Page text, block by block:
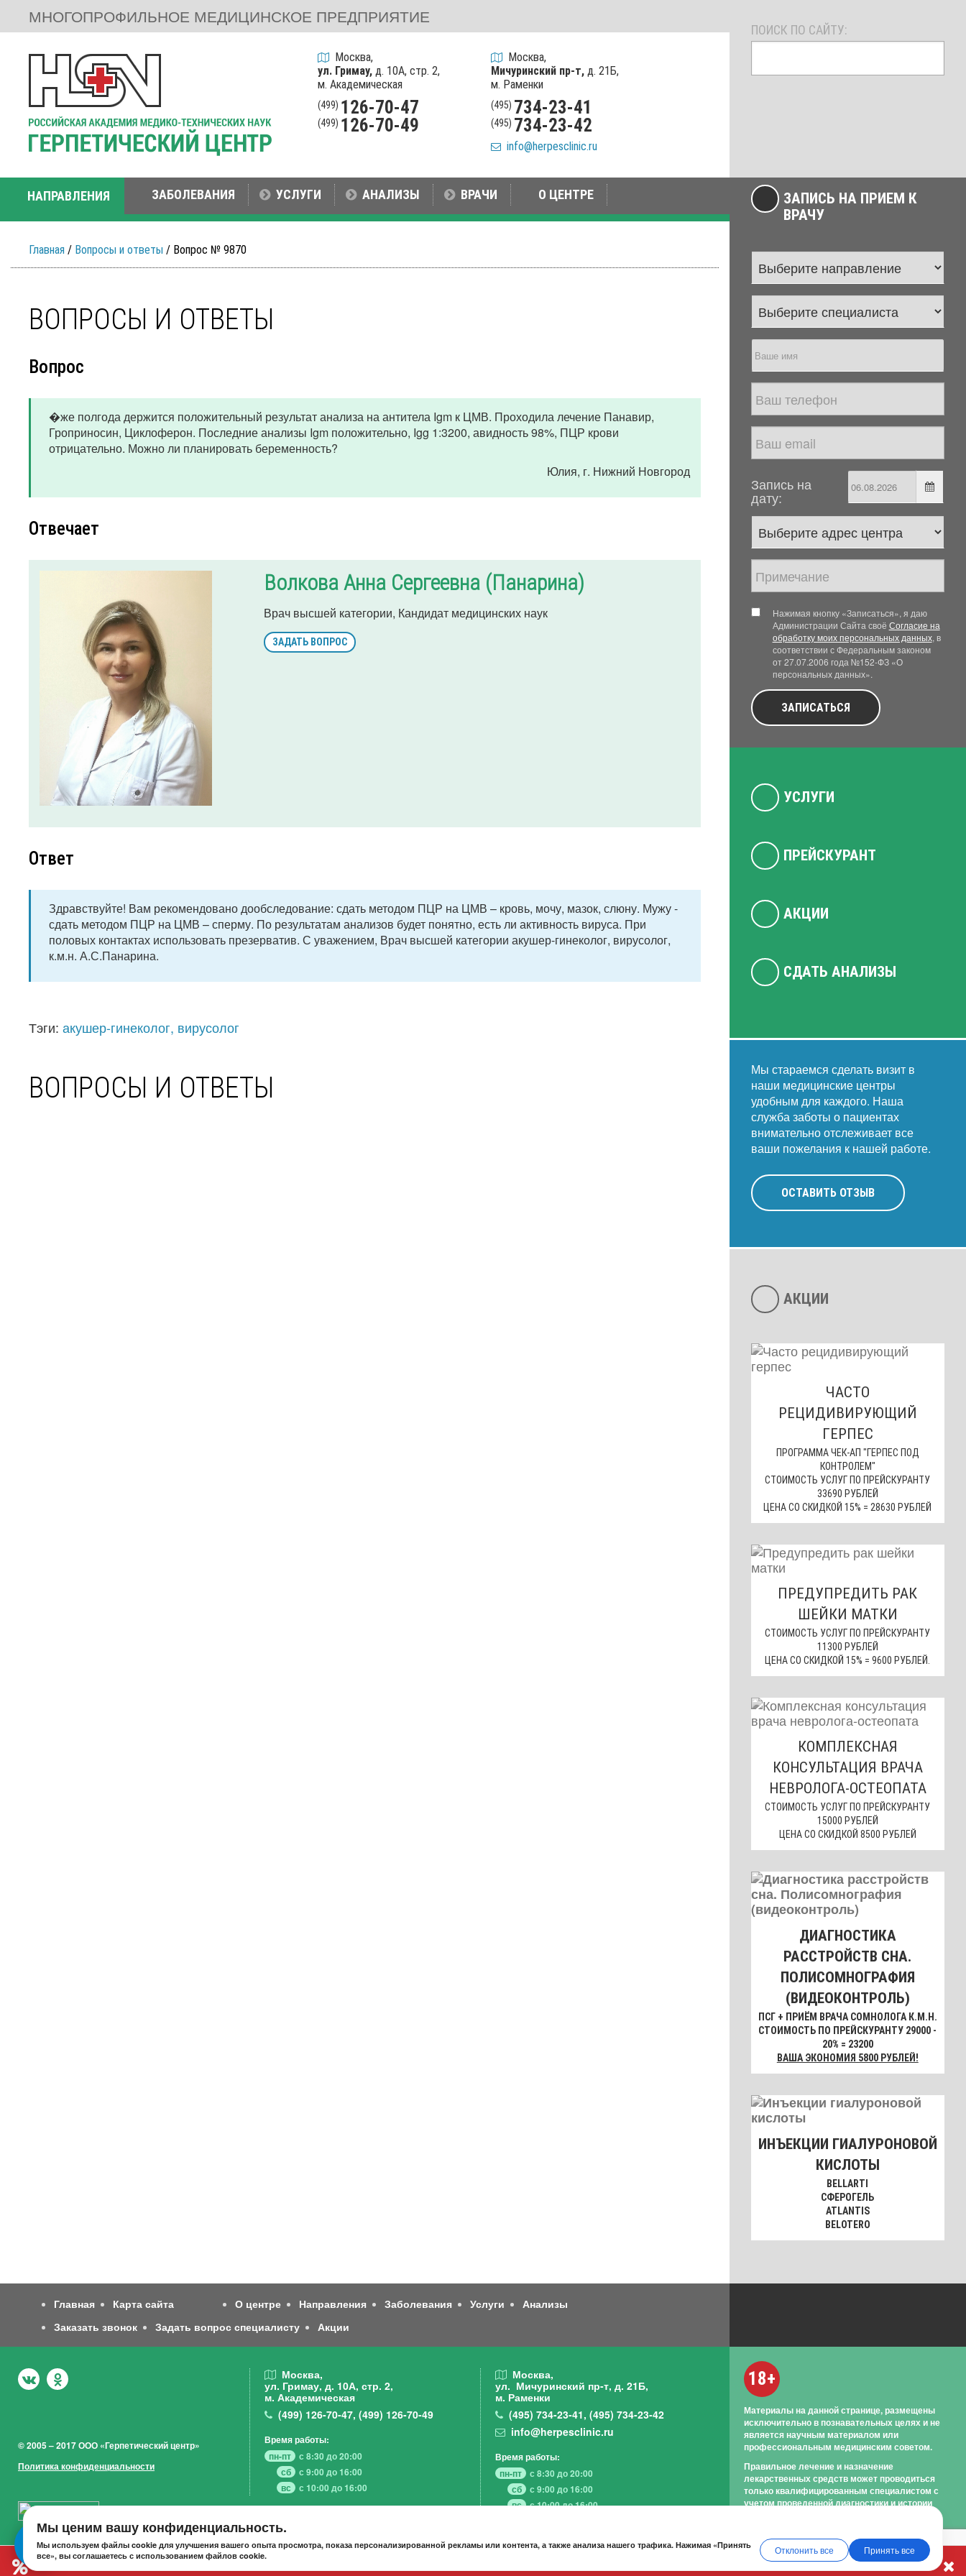
МНОГОПРОФИЛЬНОЕ МЕДИЦИНСКОЕ ПРЕДПРИЯТИЕ
Москва,
ул. Гримау,д. 10А, стр. 2,
м. Академическая
(499) 126-70-47
(499) 126-70-49
Москва,
Мичуринский пр-т, д. 21Б,
м. Раменки
(495) 734-23-41
(495) 734-23-42
info@herpesclinic.ru
ПОИСК ПО САЙТУ:
НАПРАВЛЕНИЯ ЗАБОЛЕВАНИЯ УСЛУГИ АНАЛИЗЫ ВРАЧИ О ЦЕНТРЕ
Главная / Вопросы и ответы / Вопрос № 9870
ВОПРОСЫ И ОТВЕТЫ
Вопрос
�же полгода держится положительный результат анализа на антитела Igm к ЦМВ. Проходила лечение Панавир,
Гроприносин, Циклоферон. Последние анализы Igm положительно, Igg 1:3200, авидность 98%, ПЦР крови
отрицательно. Можно ли планировать беременность?
Юлия, г. Нижний Новгород
Отвечает
Волкова Анна Сергеевна (Панарина)
Врач высшей категории, Кандидат медицинских наук
ЗАДАТЬ ВОПРОС
Ответ
Здравствуйте! Вам рекомендовано дообследование: сдать методом ПЦР на ЦМВ – кровь, мочу, мазок, слюну. Мужу -
сдать методом ПЦР на ЦМВ – сперму. По результатам анализов будет понятно, есть ли активность вируса. При
половых контактах использовать презерватив. С уважением, Врач высшей категории акушер-гинеколог, вирусолог,
к.м.н. А.С.Панарина.
Тэги: акушер-гинеколог, вирусолог
ВОПРОСЫ И ОТВЕТЫ
ЗАПИСЬ НА ПРИЕМ К
ВРАЧУ
Запись на
дату:
Нажимая кнопку «Записаться», я даю
Администрации Сайта своё Согласие на
обработку моих персональных данных, в
соответствии с Федеральным законом
от 27.07.2006 года №152-ФЗ «О
персональных данных».
ЗАПИСАТЬСЯ
УСЛУГИ
ПРЕЙСКУРАНТ
АКЦИИ
СДАТЬ АНАЛИЗЫ
Мы стараемся сделать визит в
наши медицинские центры
удобным для каждого. Наша
служба заботы о пациентах
внимательно отслеживает все
ваши пожелания к нашей работе.
ОСТАВИТЬ ОТЗЫВ
АКЦИИ
ЧАСТО
РЕЦИДИВИРУЮЩИЙ
ГЕРПЕС
ПРОГРАММА ЧЕК-АП "ГЕРПЕС ПОД
КОНТРОЛЕМ"
СТОИМОСТЬ УСЛУГ ПО ПРЕЙСКУРАНТУ
33690 РУБЛЕЙ
ЦЕНА СО СКИДКОЙ 15% = 28630 РУБЛЕЙ
ПРЕДУПРЕДИТЬ РАК
ШЕЙКИ МАТКИ
СТОИМОСТЬ УСЛУГ ПО ПРЕЙСКУРАНТУ
11300 РУБЛЕЙ
ЦЕНА СО СКИДКОЙ 15% = 9600 РУБЛЕЙ.
КОМПЛЕКСНАЯ
КОНСУЛЬТАЦИЯ ВРАЧА
НЕВРОЛОГА-ОСТЕОПАТА
СТОИМОСТЬ УСЛУГ ПО ПРЕЙСКУРАНТУ
15000 РУБЛЕЙ
ЦЕНА СО СКИДКОЙ 8500 РУБЛЕЙ
ДИАГНОСТИКА
РАССТРОЙСТВ СНА.
ПОЛИСОМНОГРАФИЯ
(ВИДЕОКОНТРОЛЬ)
ПСГ + ПРИЁМ ВРАЧА СОМНОЛОГА К.М.Н.
СТОИМОСТЬ ПО ПРЕЙСКУРАНТУ 29000 -
20% = 23200
ВАША ЭКОНОМИЯ 5800 РУБЛЕЙ!
ИНЪЕКЦИИ ГИАЛУРОНОВОЙ
КИСЛОТЫ
BELLARTI
СФЕРОГЕЛЬ
ATLANTIS
BELOTERO
Главная Карта сайта О центре Направления Заболевания Услуги
Анализы
Заказать звонок
Задать вопрос специалисту Акции
© 2005 – 2017 ООО «Герпетический центр»
Политика конфиденциальности
Москва,
ул. Гримау, д. 10А, стр. 2,
м. Академическая
(499) 126-70-47, (499) 126-70-49
Время работы:
пн-пт
с 8:30 до 20:00
сб
с 9:00 до 16:00
вс
с 10:00 до 16:00
Москва,
ул. Мичуринский пр-т, д. 21Б,
м. Раменки
(495)734-23-41,(495)734-23-42
info@herpesclinic.ru
Время работы:
пн-пт
с 8:30 до 20:00
сб
с 9:00 до 16:00
вс
с 10:00 до 16:00
18+
Материалы на данной странице, размещены
исключительно в познавательных целях и не
является научным материалом или
профессиональным медицинским советом.
Правильное лечение и назначение
лекарственных средств может проводиться
только квалифицированным специалистом с
учетом проведенной диагностики и истории
Мы ценим вашу конфиденциальность.
Мы используем файлы cookie для улучшения вашего опыта просмотра, показа персонализированной рекламы или контента, а также анализа нашего трафика. Нажимая «Принять
все», вы соглашаетесь с использованием файлов cookie.
Отклонить все Принять все